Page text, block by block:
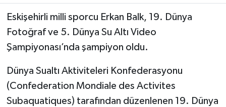
Eskişehirli milli sporcu Erkan Balk, 19. Dünya
Fotoğraf ve 5. Dünya Su Altı Video
Şampiyonası’nda şampiyon oldu.
Dünya Sualtı Aktiviteleri Konfederasyonu
(Confederation Mondiale des Activites
Subaquatiques) tarafından düzenlenen 19. Dünya